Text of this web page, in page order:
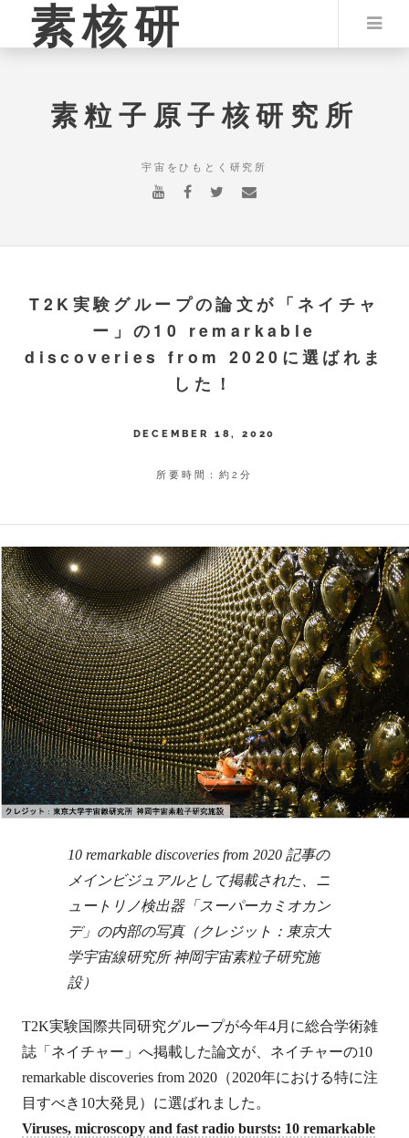
素核研
素粒子原子核研究所
宇宙をひもとく研究所
T2K実験グループの論文が「ネイチャ
ー」の10 remarkable
discoveries from 2020に選ばれま
した！
DECEMBER 18, 2020
所要時間：約2分
10 remarkable discoveries from 2020 記事の
メインビジュアルとして掲載された、ニ
ュートリノ検出器「スーパーカミオカン
デ」の内部の写真（クレジット：東京大
学宇宙線研究所 神岡宇宙素粒子研究施
設）
T2K実験国際共同研究グループが今年4月に総合学術雑
誌「ネイチャー」へ掲載した論文が、ネイチャーの10
remarkable discoveries from 2020（2020年における特に注
目すべき10大発見）に選ばれました。
Viruses, microscopy and fast radio bursts: 10 remarkable